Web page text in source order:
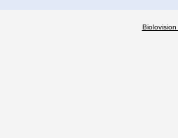
Biolovision